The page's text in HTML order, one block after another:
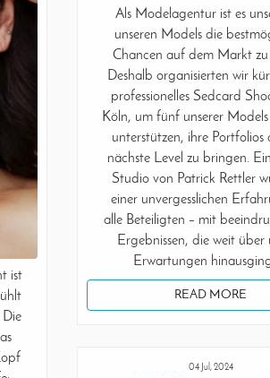
ist
Als Modelagentur ist es
unseren Models die
Chancen auf dem Markt
Deshalb organisierten wir
professionelles Sedcard
Köln, um fünf unserer
unterstützen, ihre Portfolios
nächste Level zu bringen.
Studio von Patrick Rettler
einer unvergesslichen
alle Beteiligten – mit
Ergebnissen, die weit über
Erwartungen
READ MORE
04 Jul, 2024